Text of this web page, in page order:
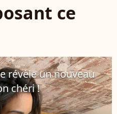
ce
révèle un nouveau
chéri !